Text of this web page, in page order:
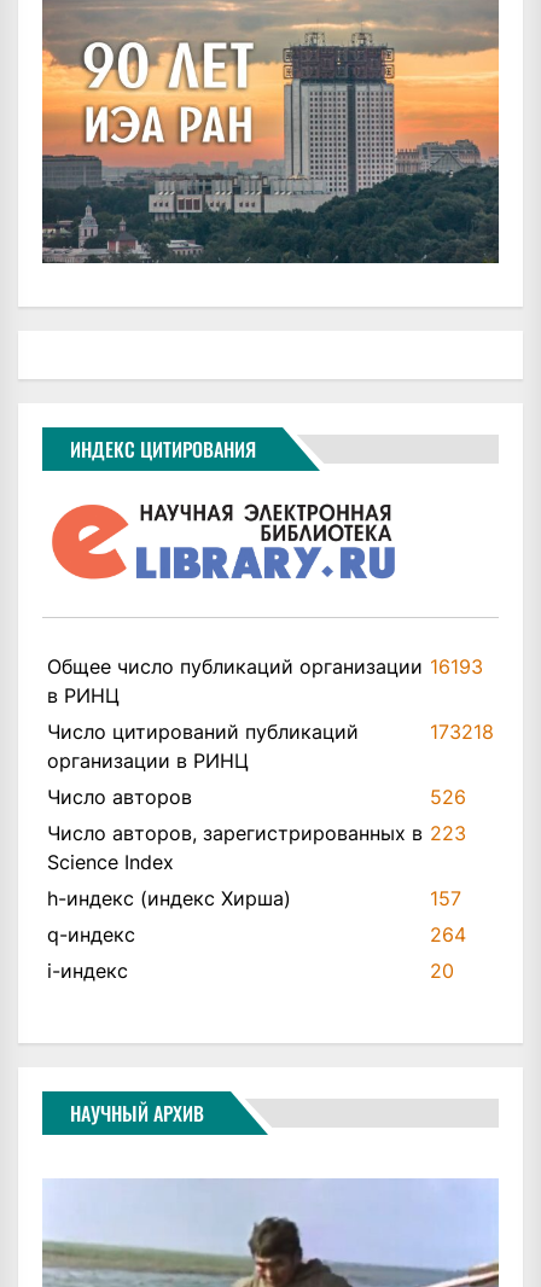
ИНДЕКС ЦИТИРОВАНИЯ
Общее число публикаций организации
в РИНЦ
16193
Число цитирований публикаций
организации в РИНЦ
173218
Число авторов
526
Число авторов, зарегистрированных в
Science Index
223
h-индекс (индекс Хирша)
157
q-индекс
264
i-индекс
20
НАУЧНЫЙ АРХИВ